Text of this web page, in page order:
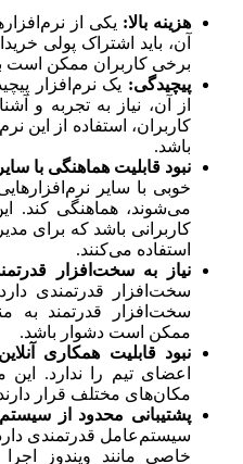
هزینه بالا:یکی از نرم‌افزارهای
آن، باید اشتراک پولی خریداری
برخی کاربران ممکن است بالا
پیچیدگی:یک نرم‌افزار پیچیده
از آن، نیاز به تجربه و
کاربران، استفاده از این
باشد.
نبود قابلیت هماهنگی با سایر
خوبی با سایر نرم‌افزارهایی
می‌شوند، هماهنگی کند.
کاربرانی باشد که برای
استفاده می‌کنند.
نیاز به سخت‌افزار قدرتمند:
سخت‌افزار قدرتمندی دارد.
سخت‌افزار قدرتمند به
ممکن است دشوار باشد.
نبود قابلیت همکاری آنلاین
:
اعضای تیم را ندارد. این
مکان‌های مختلف قرار دارند،
پشتیبانی محدود از
سیستم‌عامل قدرتمندی دارد
خاصی مانند ویندوز اجرا